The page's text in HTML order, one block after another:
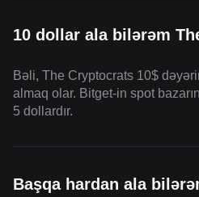
10 dollar ala bilərəm
Bəli, The Cryptocrats 10$
almaq olar. Bitget-in spot
5 dollardır.
Başqa hardan ala